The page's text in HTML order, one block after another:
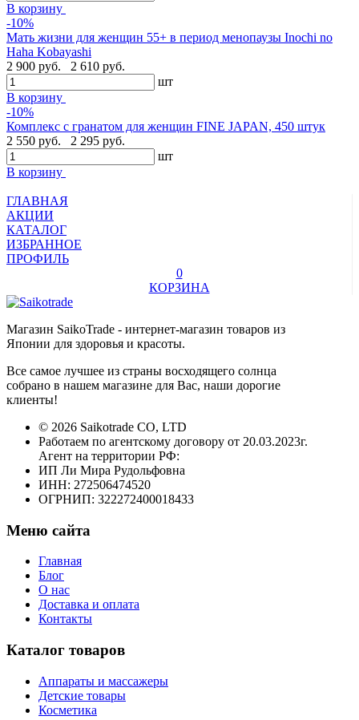
В корзину
-10%
Мать жизни для женщин 55+ в период менопаузы Inochi no
Haha Kobayashi
2 900 руб.
2 610 руб.
шт
В корзину
-10%
Комплекс с гранатом для женщин FINE JAPAN, 450 штук
2 550 руб.
2 295 руб.
шт
В корзину
ГЛАВНАЯ
АКЦИИ
КАТАЛОГ
ИЗБРАННОЕ
ПРОФИЛЬ
0
КОРЗИНА
Магазин SaikoTrade - интернет-магазин товаров из
Японии для здоровья и красоты.
Все самое лучшее из страны восходящего солнца
собрано в нашем магазине для Вас, наши дорогие
клиенты!
© 2026 Saikotrade CO, LTD
Работаем по агентскому договору от 20.03.2023г.
Агент на территории РФ:
ИП Ли Мира Рудольфовна
ИНН: 272506474520
ОГРНИП: 322272400018433
Меню сайта
Главная
Блог
О нас
Доставка и оплата
Контакты
Каталог товаров
Аппараты и массажеры
Детские товары
Косметика